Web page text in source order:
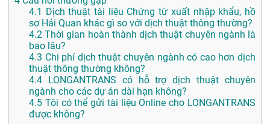
4.1
Dịch thuật tài liệu Chứng từ xuất nhập khẩu, hồ
sơ Hải Quan khác gì so với dịch thuật thông thường?
4.2 Thời gian hoàn thành dịch thuật chuyên ngành là
bao lâu?
4.3 Chi phí dịch thuật chuyên ngành có cao hơn dịch
thuật thông thường không?
4.4 LONGANTRANS có hỗ trợ dịch thuật chuyên
ngành cho các dự án dài hạn không?
4.5 Tôi có thể gửi tài liệu Online cho LONGANTRANS
được không?